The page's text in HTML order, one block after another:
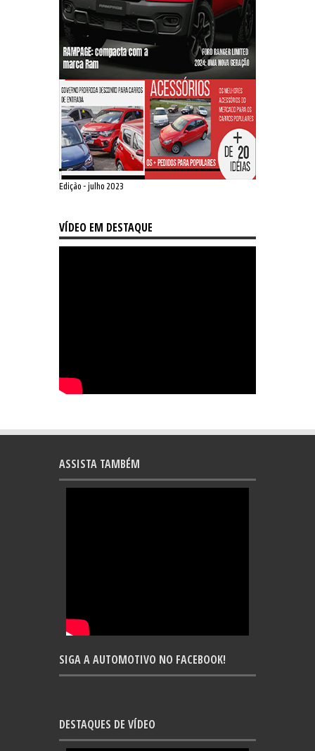
Edição - julho 2023
VÍDEO EM DESTAQUE
ASSISTA TAMBÉM
SIGA A AUTOMOTIVO NO FACEBOOK!
DESTAQUES DE VÍDEO